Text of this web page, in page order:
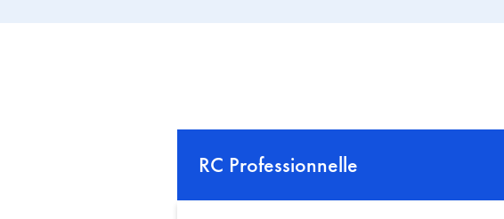
RC Professionnelle